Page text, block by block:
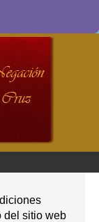
del sitio web